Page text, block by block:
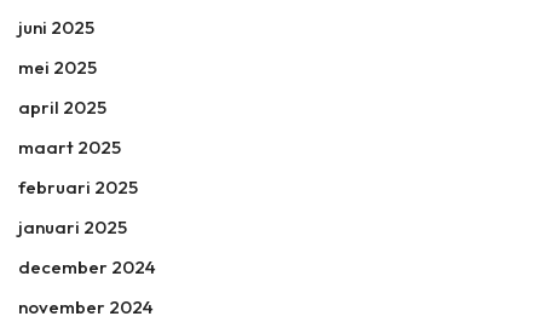
juni 2025
mei 2025
april 2025
maart 2025
februari 2025
januari 2025
december 2024
november 2024